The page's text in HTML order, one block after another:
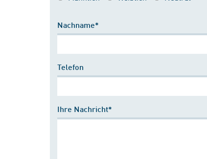
Nachname*
Telefon
Ihre Nachricht*